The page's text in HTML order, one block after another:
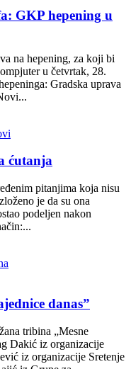
GKP hepening u
na hepening, za koji bi
u četvrtak, 28.
Gradska uprava
ćutanja
pitanjima koja nisu
je da su ona
podeljen nakon
danas”
tribina „Mesne
Dakić iz organizacije
iz organizacije Sretenje